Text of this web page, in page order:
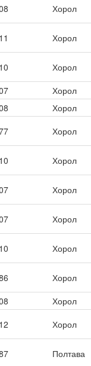
Хорол
Хорол
Хорол
Хорол
Хорол
Хорол
Хорол
Хорол
Хорол
Хорол
Хорол
Хорол
Хорол
Полтава